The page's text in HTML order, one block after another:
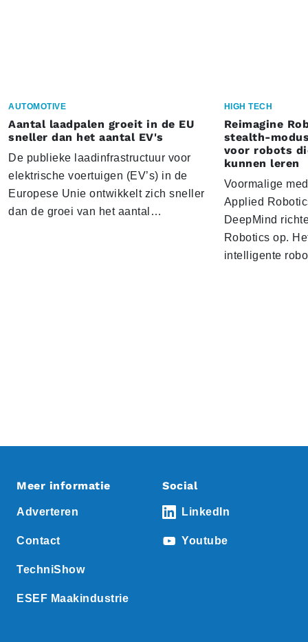
AUTOMOTIVE
Aantal laadpalen groeit in de EU
sneller dan het aantal EV's
De publieke laadinfrastructuur voor
elektrische voertuigen (EV’s) in de
Europese Unie ontwikkelt zich sneller
dan de groei van het aantal…
HIGH TECH
Reimagine
stealth-
voor robots
kunnen leren
Voormalige
Applied
DeepMind
Robotics op.
intelligente
Meer informatie
Adverteren
Contact
TechniShow
ESEF Maakindustrie
Social
LinkedIn
Youtube